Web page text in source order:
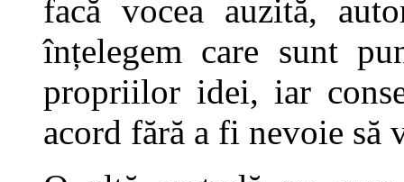
facă vocea auzită,
înțelegem care sunt
propriilor idei, iar
acord fără a fi nevoie să